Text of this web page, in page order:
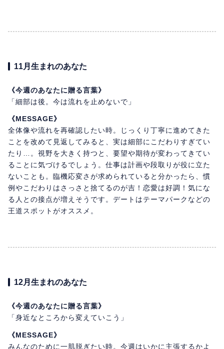
11月生まれのあなた
《今週のあなたに贈る言葉》
「細部は後。今は流れを止めないで」
《MESSAGE》
全体像や流れを再確認したい時。じっくり丁寧に進めてきた
ことを改めて見返してみると、実は細部にこだわりすぎてい
たり…。視野を大きく持つと、要望や期待が変わってきてい
ることに気づけるでしょう。仕事は計画や段取りが役に立た
ないことも。臨機応変さが求められていると分かったら、慣
例やこだわりはさっさと捨てるのが吉！恋愛は好調！気にな
る人との接点が増えそうです。デートはテーマパークなどの
王道スポットがオススメ。
12月生まれのあなた
《今週のあなたに贈る言葉》
「身近なところから変えていこう」
《MESSAGE》
みんなのために一肌脱ぎたい時。今週はいかに主張するかよ